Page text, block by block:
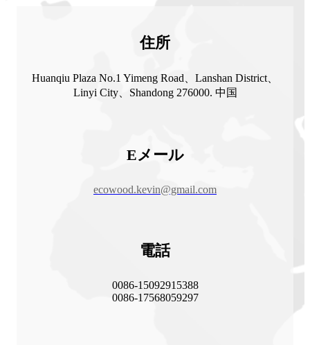
住所
Huanqiu Plaza No.1 Yimeng Road、Lanshan District、
Linyi City、Shandong 276000. 中国
Eメール
ecowood.kevin@gmail.com
電話
0086-15092915388
0086-17568059297